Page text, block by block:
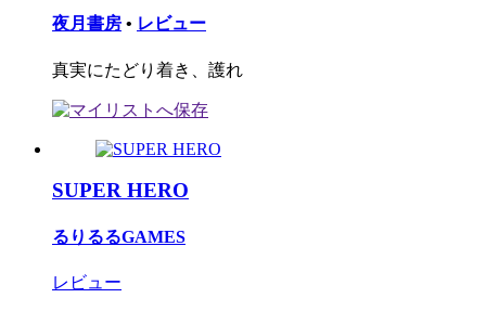
夜月書房 • レビュー
真実にたどり着き、護れ
SUPER HERO
るりるるGAMES
レビュー